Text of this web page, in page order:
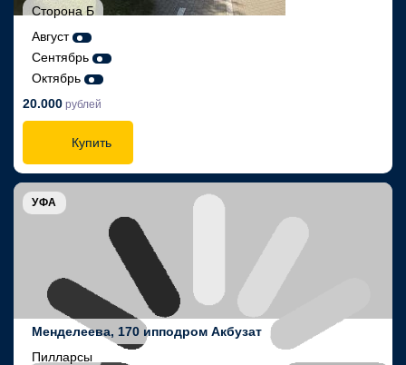
Сторона Б
Август
Сентябрь
Октябрь
20.000 рублей
Купить
УФА
Менделеева, 170 ипподром Акбузат
Пилларсы